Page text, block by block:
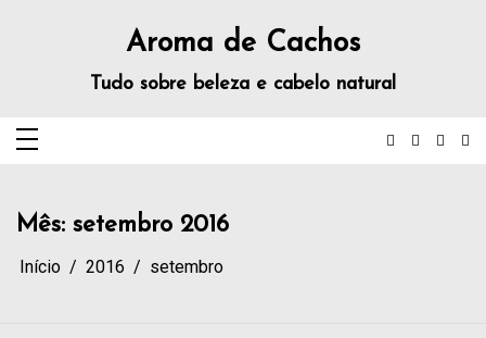
Aroma de Cachos
Tudo sobre beleza e cabelo natural
Mês: setembro 2016
Início 2016 setembro